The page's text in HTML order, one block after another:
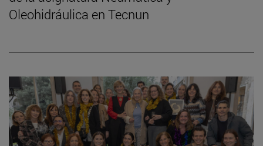
Oleohidráulica en Tecnun